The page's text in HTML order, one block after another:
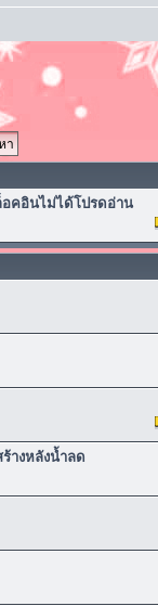
อคอินไม่ได้โปรดอ่าน
างหลังน้ำลด